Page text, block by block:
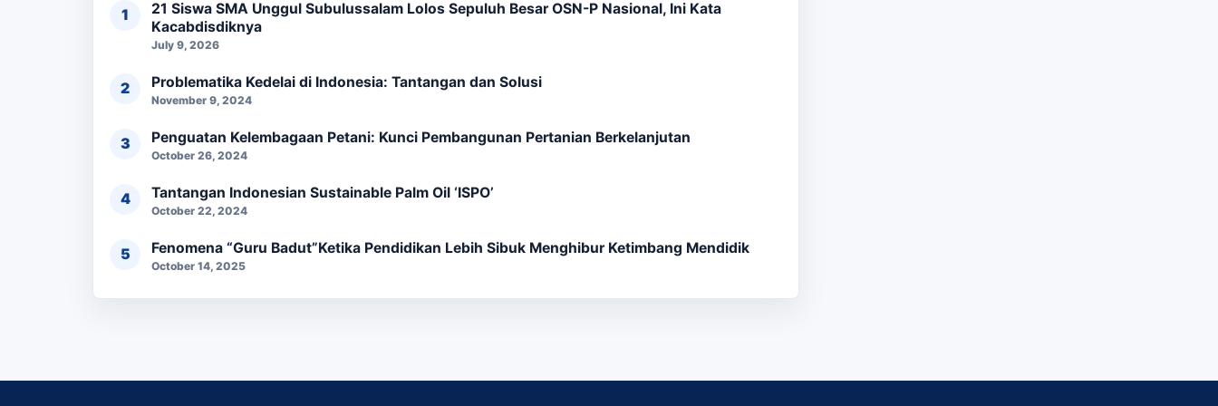
21 Siswa SMA Unggul Subulussalam Lolos Sepuluh Besar OSN-P Nasional, Ini Kata
Kacabdisdiknya
July 9, 2026
Problematika Kedelai di Indonesia: Tantangan dan Solusi
November 9, 2024
Penguatan Kelembagaan Petani: Kunci Pembangunan Pertanian Berkelanjutan
October 26, 2024
Tantangan Indonesian Sustainable Palm Oil ‘ISPO’
October 22, 2024
Fenomena “Guru Badut”Ketika Pendidikan Lebih Sibuk Menghibur Ketimbang Mendidik
October 14, 2025